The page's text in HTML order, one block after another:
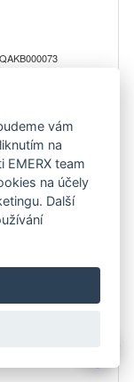
Do košíku
ovladač se
vám
na
team
na účely
Další